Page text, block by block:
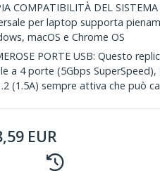
COMPATIBILITÀ DEL
per laptop supporta
macOS e Chrome OS
PORTE USB: Questo
a 4 porte (5Gbps
(1.5A) sempre attiva che può
EUR